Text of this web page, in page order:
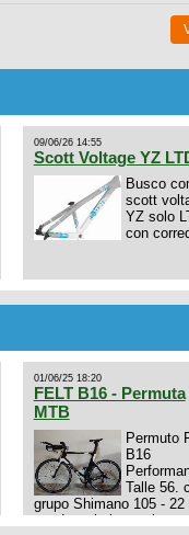
09/06/26 14:55
Scott Voltage YZ
Busco
scott
YZ solo
con
01/06/25 18:20
FELT B16 - Permuta
MTB
Permuto
B16
Talle 56.
grupo Shimano 105 - 22
cuadro: triatlon carbono